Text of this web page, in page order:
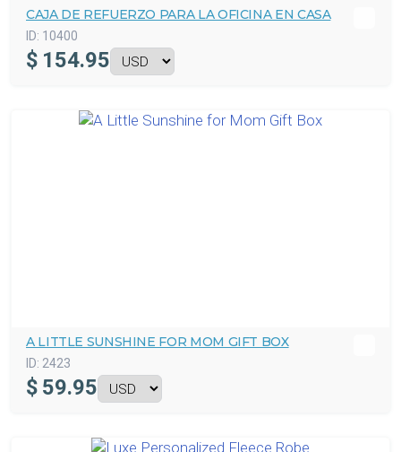
CAJA DE REFUERZO PARA LA OFICINA EN CASA
ID: 10400
$ 154.95
A LITTLE SUNSHINE FOR MOM GIFT BOX
ID: 2423
$ 59.95